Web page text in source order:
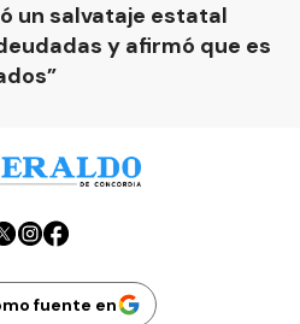
un salvataje estatal
y afirmó que es
fuente en